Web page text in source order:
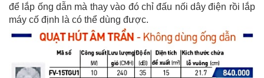
để lắp ống dẫn mà thay vào đó chỉ đấu nối dây điện rồi lắp
máy cố định là có thể dùng được.